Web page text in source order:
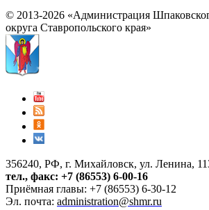
© 2013-2026 «Администрация
округа Ставропольского края»
356240, РФ, г. Михайловск, ул. Ленина,
тел., факс: +7 (86553) 6-00-16
Приёмная главы: +7 (86553) 6-30-12
Эл. почта: administration@shmr.ru